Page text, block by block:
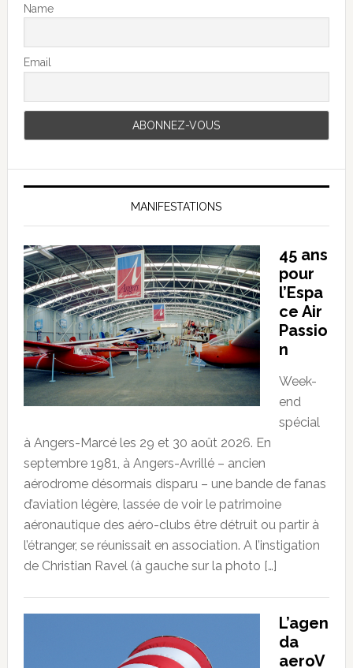
Name
Email
MANIFESTATIONS
45 ans
pour
l’Espa
ce Air
Passio
n
Week-
end
spécial
à Angers-Marcé les 29 et 30 août 2026. En
septembre 1981, à Angers-Avrillé – ancien
aérodrome désormais disparu – une bande de fanas
d’aviation légère, lassée de voir le patrimoine
aéronautique des aéro-clubs être détruit ou partir à
l’étranger, se réunissait en association. A l’instigation
de Christian Ravel (à gauche sur la photo […]
L’agen
da
aeroV